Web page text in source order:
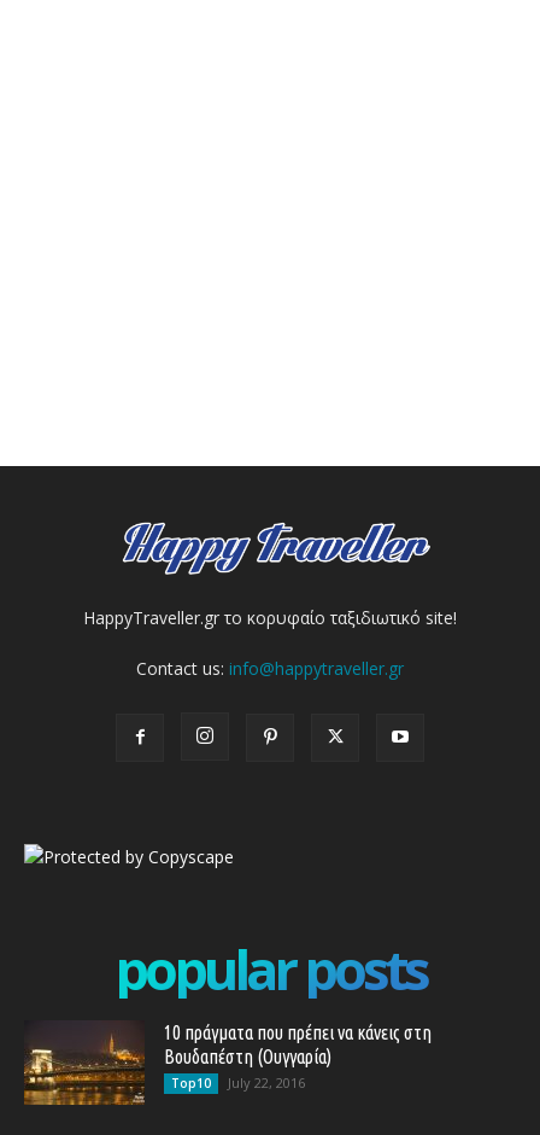
HappyTraveller.gr το κορυφαίο ταξιδιωτικό site!
Contact us: info@happytraveller.gr
popular posts
10 πράγματα που πρέπει να κάνεις στη
Βουδαπέστη (Ουγγαρία)
Top10 July 22, 2016